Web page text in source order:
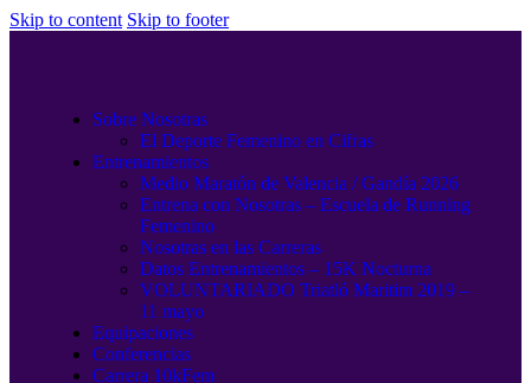
Skip to content Skip to footer
Sobre Nosotras
El Deporte Femenino en Cifras
Entrenamientos
Medio Maratón de Valencia / Gandía 2026
Entrena con Nosotras – Escuela de Running
Femenino
Nosotras en las Carreras
Datos Entrenamientos – 15K Nocturna
VOLUNTARIADO Triatló Maritim 2019 –
11 mayo
Equipaciones
Conferencias
Carrera 10kFem